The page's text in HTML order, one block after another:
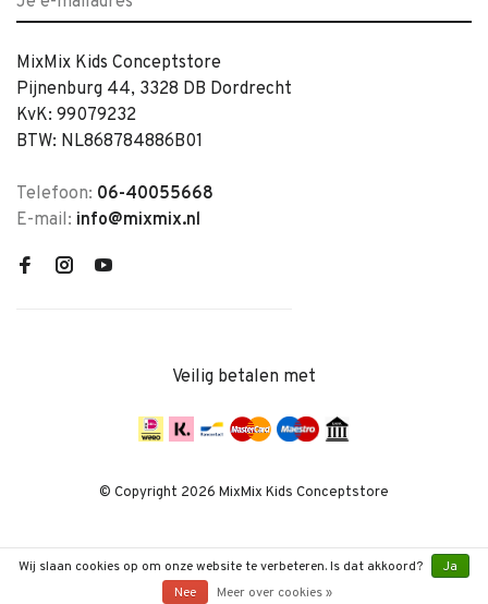
MixMix Kids Conceptstore
Pijnenburg 44, 3328 DB Dordrecht
KvK: 99079232
BTW: NL868784886B01
Telefoon: 06-40055668
E-mail: info@mixmix.nl
Veilig betalen met
© Copyright 2026 MixMix Kids Conceptstore
Wij slaan cookies op om onze website te verbeteren. Is dat akkoord?
Ja
Nee
Meer over cookies »